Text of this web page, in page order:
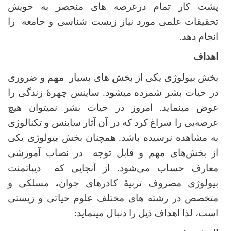
پشت کار تمام درعرصه های منحصر به خویش
تحقیقات علمی مورد نیاز زیست شناسی و جامعه را
انجام دهد.
اهداف
بخش بیولوژی یکی از بخش ‌های بسیار مهم و ضروری
در حیات بشر شمرده میشود. ساینس چهرۀ زندگی را
عوض مینماید. امروز در حیات بشر نمیتوان هیچ
عرصه‌یی را سراغ کرد که در آن آثار ساینس و تکنالوژی
به مشاهده نرسیده باشد. همچنان بخش بیولوژی یکی
از بخش‌های مهم و قابل توجه در نصاب آموزشی
معارف حساب می‌شود. از آنجایی که
دیپاتمنت
بیولوژی مصروف تربیۀ کادرهای جوان، مسلکی و
متخصص در رشته های مختلف علوم حیاتی و زیستی
است، لذا اهداف ذیل را دنبال مینماید: